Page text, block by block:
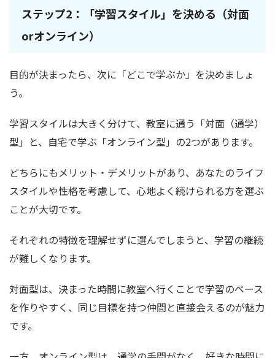
ステップ2：「学習スタイル」を決める（対面
orオンライン）
目的が決まったら、次に「どこで学ぶか」を決めましょ
う。
学習スタイルは大きく分けて、教室に通う「対面（通学）
型」と、自宅で学ぶ「オンライン型」の2つがあります。
どちらにもメリット・デメリットがあり、あなたのライフ
スタイルや性格を考慮して、心地よく続けられる方を選ぶ
ことが大切です。
それぞれの特徴を理解せずに選んでしまうと、学習の継続
が難しくなります。
対面型は、決まった時間に教室へ行くことで学習のペース
を作りやすく、同じ目標を持つ仲間と直接会えるのが魅力
です。